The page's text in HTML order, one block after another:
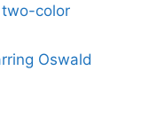
two-color
Oswald